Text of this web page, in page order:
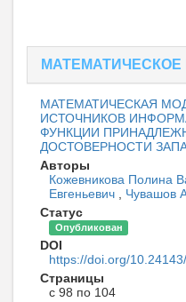
МАТЕМАТИЧЕСКАЯ
ИСТОЧНИКОВ
ФУНКЦИИ
ДОСТОВЕРНОСТИ
Авторы
Кожевникова Полина
Евгеньевич
Чувашов
Статус
Опубликован
DOI
https://doi.org/
Страницы
с 98 по 104